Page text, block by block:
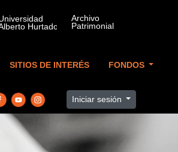
SITIOS DE INTERÉS FONDOS
Iniciar sesión